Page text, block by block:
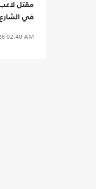
مقتل لاعب
في الشارع
02:40 AM